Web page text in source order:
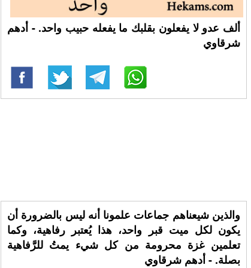
ألف عدو لا يفعلون بقلبك ما يفعله حبيب واحد. - أدهم
شرقاوي
والذين شيعناهم جماعات علمونا أنه ليس بالضرورة أن
يكون لكل ميت قبر واحد، هذا يُعتبر رفاهية، وكما
تعلمين غزة محرومة من كل شيء يمتُ للرَّفاهية
بصلة. - أدهم شرقاوي